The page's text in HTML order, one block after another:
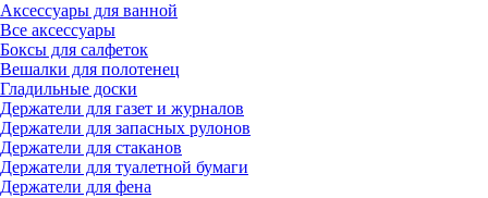
Аксессуары для ванной
Все аксессуары
Боксы для салфеток
Вешалки для полотенец
Гладильные доски
Держатели для газет и журналов
Держатели для запасных рулонов
Держатели для стаканов
Держатели для туалетной бумаги
Держатели для фена